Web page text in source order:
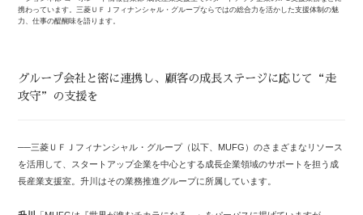
携わっています。三菱ＵＦＪフィナンシャル・グループならではの総合力を活かした支援体制の魅
力、仕事の醍醐味を語ります。
グループ会社と密に連携し、顧客の成長ステージに応じて“走
攻守”の支援を
──三菱ＵＦＪフィナンシャル・グループ（以下、MUFG）のさまざまなリソース
を活用して、スタートアップ企業を中心とする成長企業領域のサポートを担う成
長産業支援室。升川はその業務推進グループに所属しています。